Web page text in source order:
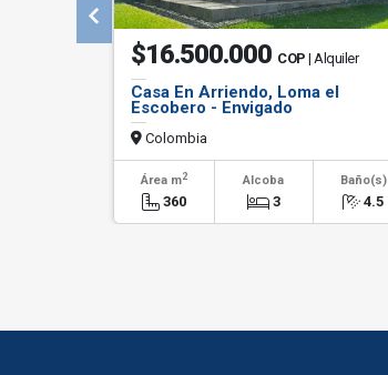
$16.500.000 COP | Alquiler
Casa En Arriendo, Loma el
Escobero - Envigado
Colombia
Área m2
360
Alcoba
3
Baño(s)
4.5